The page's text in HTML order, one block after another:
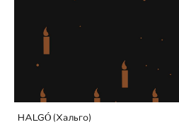
HALGÓ (Хальго)